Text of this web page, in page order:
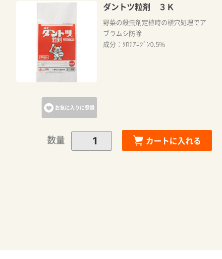
お気に入りに登録
ダントツ粒剤 ３Ｋ
野菜の殺虫剤定植時の植穴処理でア
ブラムシ防除
成分：ｸﾛﾁｱﾆｼﾞﾝ0.5%
数量 カートに入れる